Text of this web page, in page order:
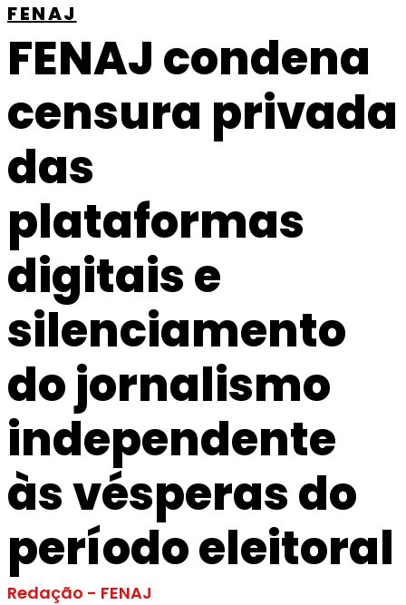
FENAJ
FENAJ condena
censura privada
das
plataformas
digitais e
silenciamento
do jornalismo
independente
às vésperas do
período eleitoral
Redação - FENAJ